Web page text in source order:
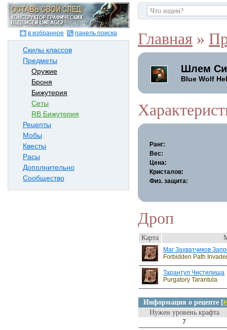
в избранное панель поиска
Скилы классов
Предметы
Оружие
Броня
Бижутерия
Сеты
RB Бижутерия
Рецепты
Мобы
Квесты
Расы
Дополнительно
Сообщество
Главная »
Шлем
Blue Wolf
Ранг:
Вес:
Цена:
Кристалов:
Физ. защита:
Дроп
Карта
Маг Захватчиков
Forbidden Path
Тарантул Чистилища
Purgatory Tarantula
Информация о рецепте [
Нужен уровень крафта
7